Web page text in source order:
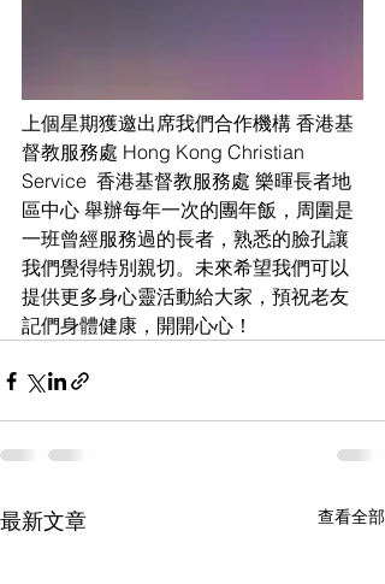
上個星期獲邀出席我們合作機構 香港基
督教服務處 Hong Kong Christian
Service 香港基督教服務處 樂暉長者地
區中心 舉辦每年一次的團年飯，周圍是
一班曾經服務過的長者，熟悉的臉孔讓
我們覺得特別親切。未來希望我們可以
提供更多身心靈活動給大家，預祝老友
記們身體健康，開開心心！
最新文章 查看全部